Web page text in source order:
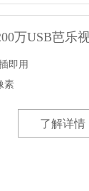
即用
素
了解详情